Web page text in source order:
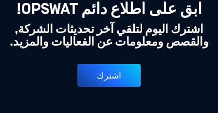
ابق على اطلاع دائم OPSWAT!
اشترك اليوم لتلقي آخر تحديثات الشركة,
والقصص ومعلومات عن الفعاليات والمزيد.
اشترك